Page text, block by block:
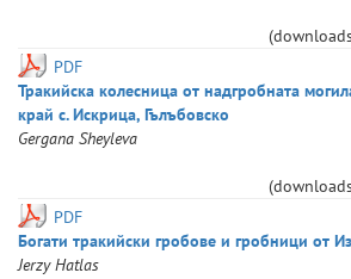
PDF
Тракийска колесница от надгробната
край с. Искрица, Гълъбовско
Gergana Sheyleva
PDF
Богати тракийски гробове и гробници от
Jerzy Hatlas